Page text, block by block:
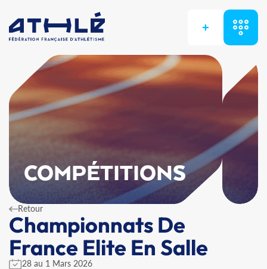
+
COMPÉTITIONS
Retour
Championnats De
France Elite En Salle
28 au 1 Mars 2026